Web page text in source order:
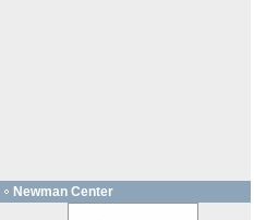
Newman Center